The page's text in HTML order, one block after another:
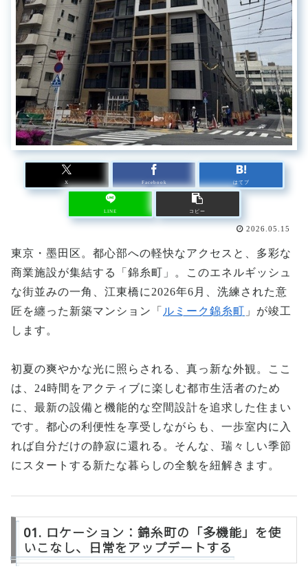
X Facebook はてブ
LINE コピー
2026.05.15
東京・墨田区。都心部への軽快なアクセスと、多彩な
商業施設が集結する「錦糸町」。このエネルギッシュ
な街並みの一角、江東橋に2026年6月、洗練された意
匠を纏った新築マンション「 ルミーク錦糸町 」が竣工
します。
初夏の爽やかな光に照らされる、真っ新な外観。ここ
は、24時間をアクティブに楽しむ都市生活者のため
に、最新の設備と機能的な空間設計を追求した住まい
です。都心の利便性を享受しながらも、一歩室内に入
れば自分だけの静寂に還れる。そんな、瑞々しい季節
にスタートする新たな暮らしの全貌を紐解きます。
01. ロケーション：錦糸町の「多機能」を使
いこなし、日常をアップデートする